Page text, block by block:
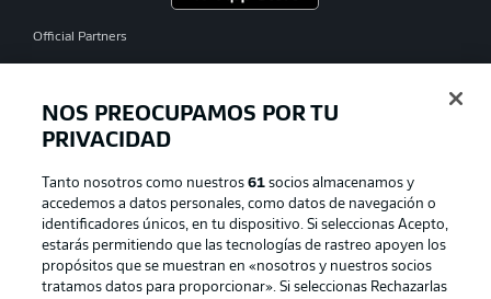
Official Partners
Publicidad Aviso legal
NOS PREOCUPAMOS POR TU
PRIVACIDAD
Tanto nosotros como nuestros61 socios almacenamos y
accedemos a datos personales, como datos de navegación o
identificadores únicos, en tu dispositivo. Si seleccionas Acepto,
estarás permitiendo que las tecnologías de rastreo apoyen los
propósitos que se muestran en «nosotros y nuestros socios
tratamos datos para proporcionar». Si seleccionas Rechazarlas